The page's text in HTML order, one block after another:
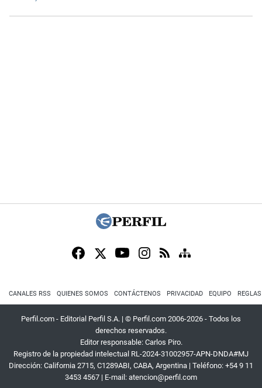
CANALES RSS QUIENES SOMOS CONTÁCTENOS PRIVACIDAD EQUIPO
Perfil.com - Editorial Perfil S.A. | © Perfil.com 2006-2026 - Todos los
derechos reservados.
Editor responsable: Carlos Piro.
Registro de la propiedad intelectual RL-2024-31002957-APN-DNDA#MJ
Dirección: California 2715, C1289ABI, CABA, Argentina | Teléfono: +54 9 11
3453 4567 | E-mail: atencion@perfil.com